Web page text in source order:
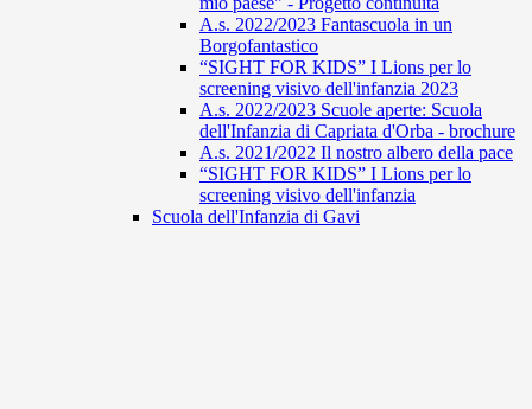
A.s. 2022/2023 Fantascuola in un
Borgofantastico
“SIGHT FOR KIDS” I Lions per lo
screening visivo dell'infanzia 2023
A.s. 2022/2023 Scuole aperte: Scuola
dell'Infanzia di Capriata d'Orba - brochure
A.s. 2021/2022 Il nostro albero della pace
“SIGHT FOR KIDS” I Lions per lo
screening visivo dell'infanzia
Scuola dell'Infanzia di Gavi